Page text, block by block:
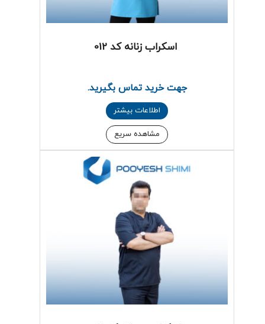
اسکراب زنانه کد 012
جهت خرید تماس بگیرید.
اطلاعات بیشتر
مشاهده سریع